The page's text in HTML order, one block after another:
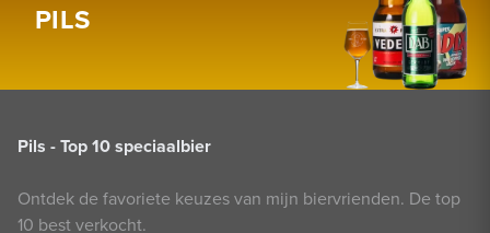
PILS
Pils - Top 10 speciaalbier
Ontdek de favoriete keuzes van mijn biervrienden. De top
10 best verkocht.